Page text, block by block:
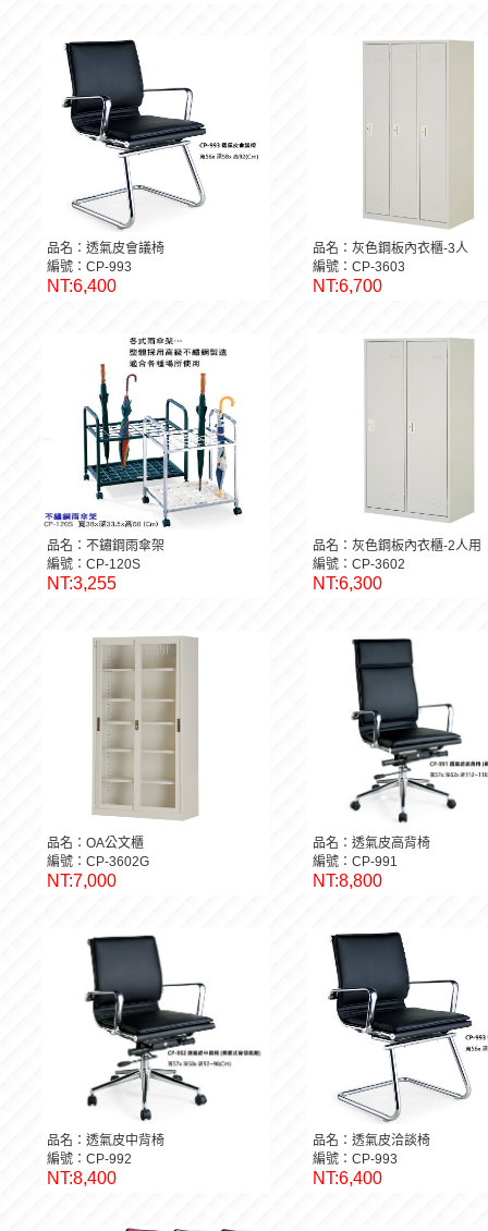
品名：透氣皮會議椅
編號：CP-993
NT:6,400
品名：灰色鋼板內衣櫃-3人
編號：CP-3603
NT:6,700
品名：不鏽鋼雨傘架
編號：CP-120S
NT:3,255
品名：灰色鋼板內衣櫃-2人用
編號：CP-3602
NT:6,300
品名：OA公文櫃
編號：CP-3602G
NT:7,000
品名：透氣皮高背椅
編號：CP-991
NT:8,800
品名：透氣皮中背椅
編號：CP-992
NT:8,400
品名：透氣皮洽談椅
編號：CP-993
NT:6,400